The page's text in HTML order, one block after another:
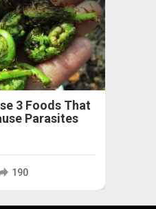
3 Foods That
Parasites
190